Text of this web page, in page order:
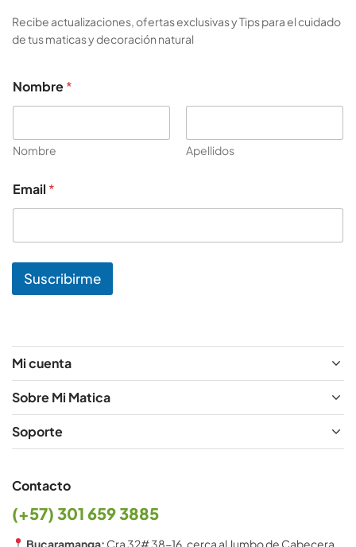
Recibe actualizaciones, ofertas exclusivas y Tips para el cuidado
de tus maticas y decoración natural
Nombre*
Nombre Apellidos
m
a
l
N
m
e
Email *
Suscribirme
Mi cuenta
Sobre Mi Matica
Soporte
Contacto
(+57) 301 659 3885
Bucaramanga: Cra 32# 38-16, cerca al Jumbo de Cabecera